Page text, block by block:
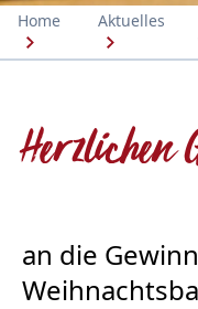
Home Aktuelles
an die